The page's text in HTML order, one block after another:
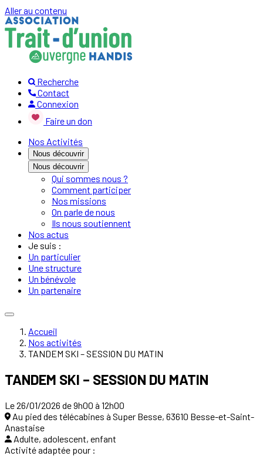
Aller au contenu
Recherche
Contact
Connexion
Faire un don
Nos Activités
Nous découvrir
Nous découvrir
Qui sommes nous ?
Comment participer
Nos missions
On parle de nous
Ils nous soutiennent
Nos actus
Je suis :
Un particulier
Une structure
Un bénévole
Un partenaire
Accueil
Nos activités
TANDEM SKI – SESSION DU MATIN
TANDEM SKI – SESSION DU MATIN
Le 26/01/2026 de 9h00 à 12h00
Au pied des télécabines à Super Besse, 63610 Besse-et-Saint-
Anastaise
Adulte, adolescent, enfant
Activité adaptée pour :